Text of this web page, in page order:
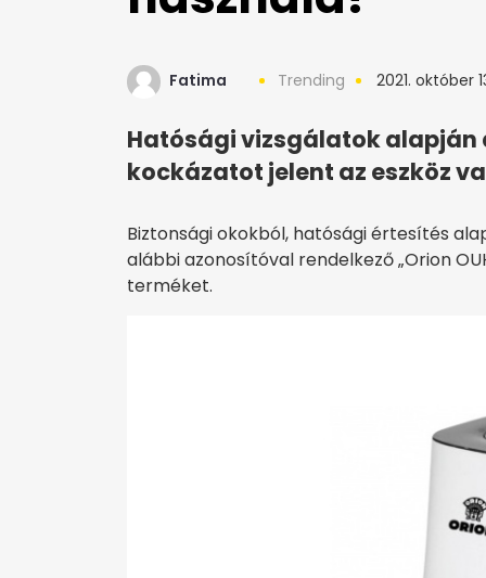
Fatima Trending 2021. október
Hatósági vizsgálatok
kockázatot jelent az eszköz
Biztonsági okokból, hatósági értesítés
alábbi azonosítóval rendelkező „Orion
terméket.